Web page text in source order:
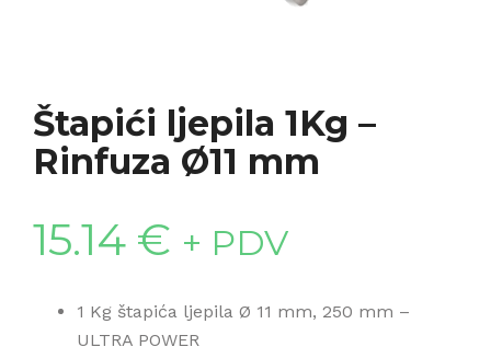
Štapići ljepila 1Kg –
Rinfuza Ø11 mm
15.14 € + PDV
1 Kg štapića ljepila Ø 11 mm, 250 mm –
ULTRA POWER